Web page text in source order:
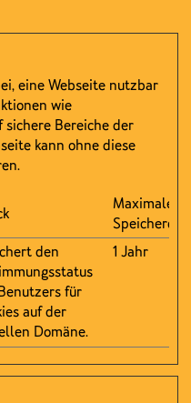
eine Webseite nutzbar
wie
Bereiche der
kann ohne diese
Maximale
den
für
auf der
Domäne.
1 Jahr